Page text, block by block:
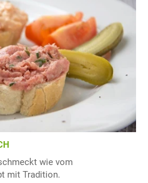
wie vom
mit Tradition.